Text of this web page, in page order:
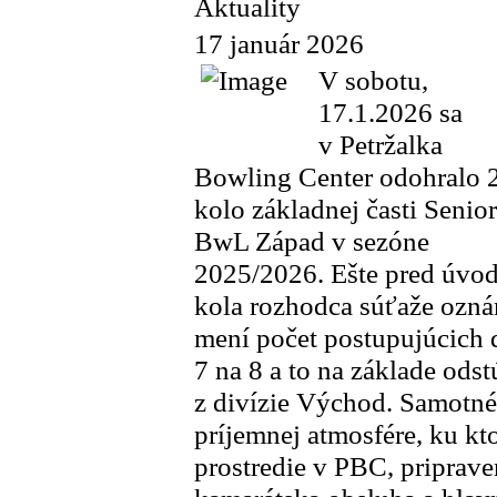
Aktuality
17 január 2026
V sobotu,
17.1.2026 sa
v Petržalka
Bowling Center odohralo
kolo základnej časti
BwL Západ v sezóne
2025/2026. Ešte pred
kola rozhodca súťaže
mení počet
7 na 8 a to na základe
z divízie Východ.
príjemnej atmosfére, ku
prostredie v PBC,